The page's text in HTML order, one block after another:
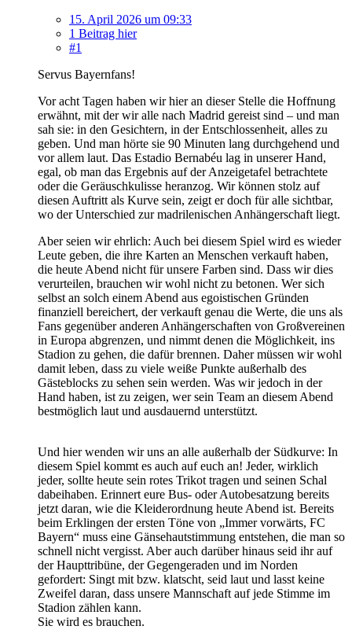
15. April 2026 um 09:33
1 Beitrag hier
#1
Servus Bayernfans!
Vor acht Tagen haben wir hier an dieser Stelle die Hoffnung
erwähnt, mit der wir alle nach Madrid gereist sind – und man
sah sie: in den Gesichtern, in der Entschlossenheit, alles zu
geben. Und man hörte sie 90 Minuten lang durchgehend und
vor allem laut. Das Estadio Bernabéu lag in unserer Hand,
egal, ob man das Ergebnis auf der Anzeigetafel betrachtete
oder die Geräuschkulisse heranzog. Wir können stolz auf
diesen Auftritt als Kurve sein, zeigt er doch für alle sichtbar,
wo der Unterschied zur madrilenischen Anhängerschaft liegt.
Aber seien wir ehrlich: Auch bei diesem Spiel wird es wieder
Leute geben, die ihre Karten an Menschen verkauft haben,
die heute Abend nicht für unsere Farben sind. Dass wir dies
verurteilen, brauchen wir wohl nicht zu betonen. Wer sich
selbst an solch einem Abend aus egoistischen Gründen
finanziell bereichert, der verkauft genau die Werte, die uns als
Fans gegenüber anderen Anhängerschaften von Großvereinen
in Europa abgrenzen, und nimmt denen die Möglichkeit, ins
Stadion zu gehen, die dafür brennen. Daher müssen wir wohl
damit leben, dass zu viele weiße Punkte außerhalb des
Gästeblocks zu sehen sein werden. Was wir jedoch in der
Hand haben, ist zu zeigen, wer sein Team an diesem Abend
bestmöglich laut und ausdauernd unterstützt.
Und hier wenden wir uns an alle außerhalb der Südkurve: In
diesem Spiel kommt es auch auf euch an! Jeder, wirklich
jeder, sollte heute sein rotes Trikot tragen und seinen Schal
dabeihaben. Erinnert eure Bus- oder Autobesatzung bereits
jetzt daran, wie die Kleiderordnung heute Abend ist. Bereits
beim Erklingen der ersten Töne von „Immer vorwärts, FC
Bayern“ muss eine Gänsehautstimmung entstehen, die man so
schnell nicht vergisst. Aber auch darüber hinaus seid ihr auf
der Haupttribüne, der Gegengeraden und im Norden
gefordert: Singt mit bzw. klatscht, seid laut und lasst keine
Zweifel daran, dass unsere Mannschaft auf jede Stimme im
Stadion zählen kann.
Sie wird es brauchen.